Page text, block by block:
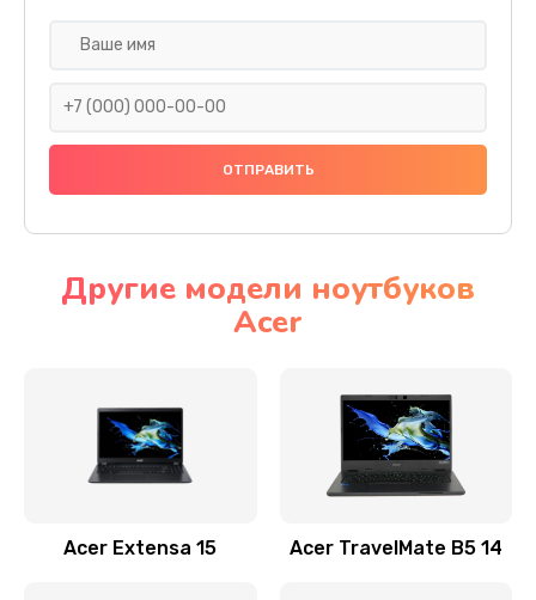
Ремонт подсветки
Настройка BIOS
Замена видеочипа
Заказать
Другие модели ноутбуков
Acer
Acer Extensa 15 Acer TravelMate B5 14